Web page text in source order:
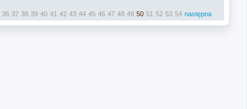
36 37 38 39 40 41 42 43 44 45 46 47 48 49 50 51 52 53 54 następna